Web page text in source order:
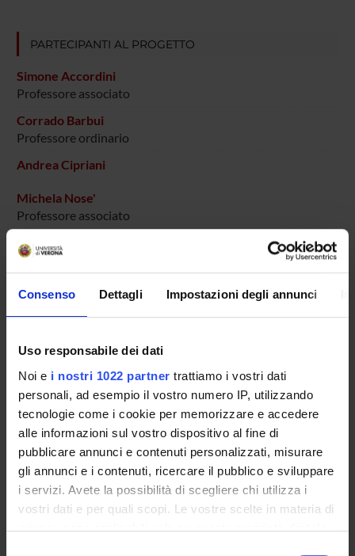
Consenso Dettagli Impostazioni degli annunci
Uso responsabile dei dati
Noi e i nostri 1022 partner trattiamo i vostri dati
personali, ad esempio il vostro numero IP, utilizzando
tecnologie come i cookie per memorizzare e accedere
alle informazioni sul vostro dispositivo al fine di
pubblicare annunci e contenuti personalizzati, misurare
gli annunci e i contenuti, ricercare il pubblico e sviluppare
i servizi. Avete la possibilità di scegliere chi utilizza i
vostri dati e per quali scopi. Le vostre scelte in materia di
privacy sono applicabili solo su questa proprietà digitale
PARTECIPANTI AL PROGETTO
Simone Accordini
Professore associato
Corrado Barbui
Professore ordinario
Andrea Cipriani
Michela Nose'
Professore associato
Michele Tansella
SEZIONI
Psichiatria